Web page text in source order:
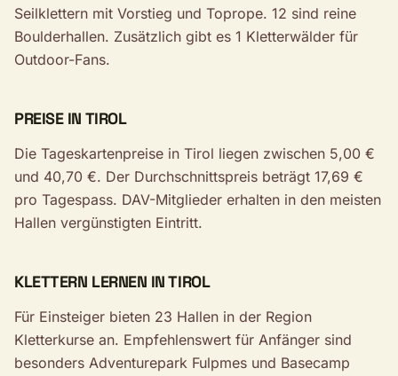
Seilklettern mit Vorstieg und Toprope. 12 sind reine
Boulderhallen. Zusätzlich gibt es 1 Kletterwälder für
Outdoor-Fans.
PREISE IN TIROL
Die Tageskartenpreise in Tirol liegen zwischen 5,00 €
und 40,70 €. Der Durchschnittspreis beträgt 17,69 €
pro Tagespass. DAV-Mitglieder erhalten in den meisten
Hallen vergünstigten Eintritt.
KLETTERN LERNEN IN TIROL
Für Einsteiger bieten 23 Hallen in der Region
Kletterkurse an. Empfehlenswert für Anfänger sind
besonders Adventurepark Fulpmes und Basecamp